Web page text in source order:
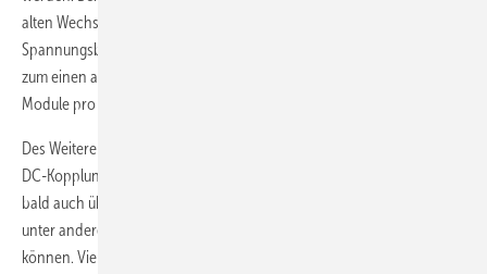
alten Wechselrichtern bieten sich dank des optimalen
Spannungsbereichs vielfältige Möglichkeiten. Diese beziehen sich
zum einen auf die Art der Solarmodule und zum anderen auf die
Module pro Strang (von 5 bis 22 Module).
Des Weiteren verfügt der Batterieumrichter über eine hocheffiziente
DC-Kopplung für die Solaranlage und den Batteriespeicher und wird
bald auch überschüssige AC-Energie aus weiteren Energiequellen wie
unter anderem weitere Solarwechselrichter oder BHKWs aufnehmen
können. Vielfältig sind auch die Kommunikationsmöglichkeiten: So ist